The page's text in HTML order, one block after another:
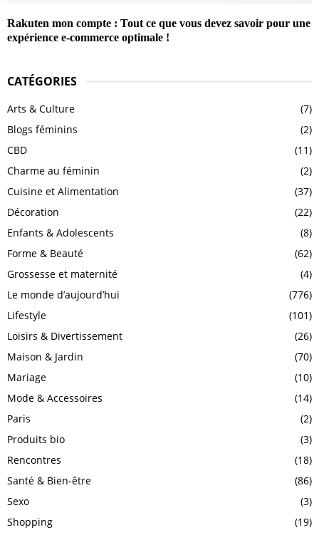
Rakuten mon compte : Tout ce que vous devez savoir pour une
expérience e-commerce optimale !
CATÉGORIES
Arts & Culture
(7)
Blogs féminins
(2)
CBD
(11)
Charme au féminin
(2)
Cuisine et Alimentation
(37)
Décoration
(22)
Enfants & Adolescents
(8)
Forme & Beauté
(62)
Grossesse et maternité
(4)
Le monde d’aujourd’hui
(776)
Lifestyle
(101)
Loisirs & Divertissement
(26)
Maison & Jardin
(70)
Mariage
(10)
Mode & Accessoires
(14)
Paris
(2)
Produits bio
(3)
Rencontres
(18)
Santé & Bien-être
(86)
Sexo
(3)
Shopping
(19)